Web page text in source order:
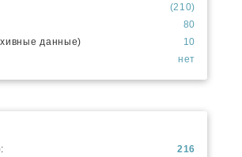
(210)
80
данные)
10
нет
216